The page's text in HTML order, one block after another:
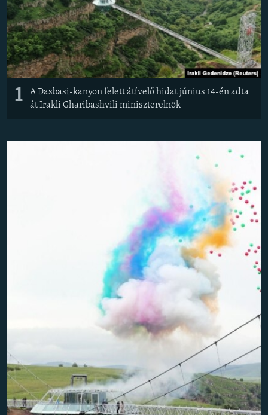
KLÍMAVÁLTOZÁS
A MÚLT TANULSÁGAI
KÖVESSEN MINKET!
1
A Dasbasi-kanyon felett átívelő hidat június 14-én adta
át Irakli Gharibashvili miniszterelnök